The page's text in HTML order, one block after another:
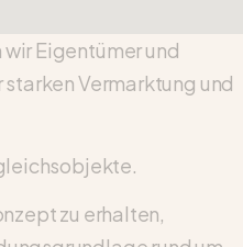
Eigentümer und
Vermarktung und
zu erhalten,